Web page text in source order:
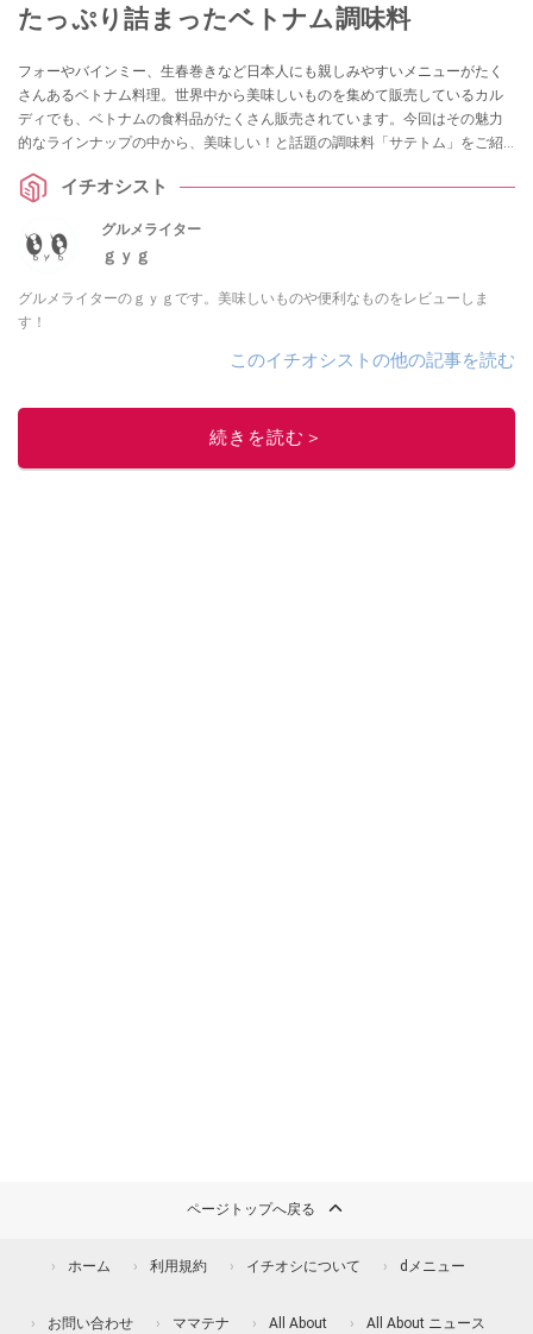
たっぷり詰まったベトナム調味料
フォーやバインミー、生春巻きなど日本人にも親しみやすいメニューがたく
さんあるベトナム料理。世界中から美味しいものを集めて販売しているカル
ディでも、ベトナムの食料品がたくさん販売されています。今回はその魅力
的なラインナップの中から、美味しい！と話題の調味料「サテトム」をご紹
イチオシスト
グルメライター
ｇｙｇ
グルメライターのｇｙｇです。美味しいものや便利なものをレビューしま
す！
このイチオシストの他の記事を読む
続きを読む＞
ページトップへ戻る
ホーム 利用規約 イチオシについて dメニュー
お問い合わせ ママテナ All About All About ニュース